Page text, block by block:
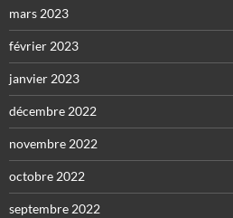
mars 2023
février 2023
janvier 2023
décembre 2022
novembre 2022
octobre 2022
septembre 2022